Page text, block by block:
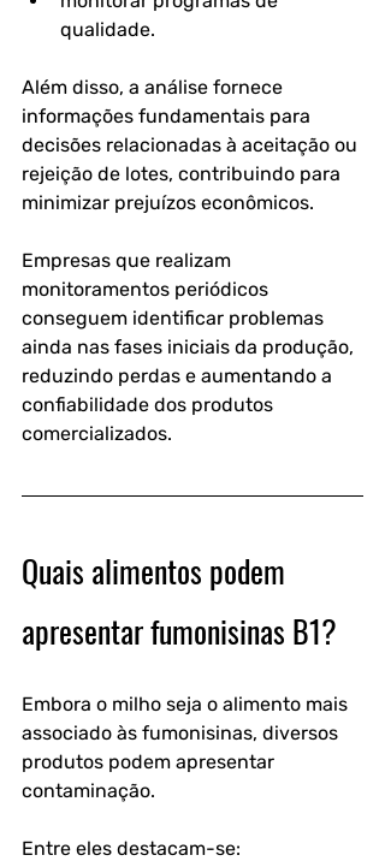
qualidade.
Além disso, a análise fornece
informações fundamentais para
decisões relacionadas à aceitação ou
rejeição de lotes, contribuindo para
minimizar prejuízos econômicos.
Empresas que realizam
monitoramentos periódicos
conseguem identificar problemas
ainda nas fases iniciais da produção,
reduzindo perdas e aumentando a
confiabilidade dos produtos
comercializados.
Quais alimentos podem
apresentar fumonisinas B1?
Embora o milho seja o alimento mais
associado às fumonisinas, diversos
produtos podem apresentar
contaminação.
Entre eles destacam-se: